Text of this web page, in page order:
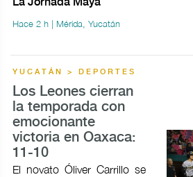
Hace 2 h | Mérida, Yucatán
YUCATÁN > DEPORTES
Los Leones cierran
la temporada con
emocionante
victoria en Oaxaca:
11-10
El novato Óliver Carrillo se